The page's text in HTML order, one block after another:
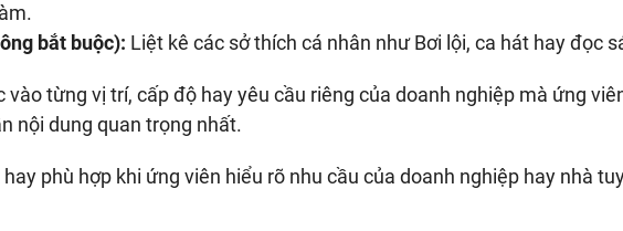
bắt buộc): Liệt kê các sở thích cá nhân như Bơi lội, ca hát hay đọc
từng vị trí, cấp độ hay yêu cầu riêng của doanh nghiệp mà ứng
nội dung quan trọng nhất.
phù hợp khi ứng viên hiểu rõ nhu cầu của doanh nghiệp hay nhà